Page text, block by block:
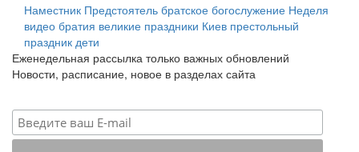
Наместник Предстоятель братское богослужение Неделя
видео братия великие праздники Киев престольный
праздник дети
Еженедельная рассылка только важных обновлений
Новости, расписание, новое в разделах сайта